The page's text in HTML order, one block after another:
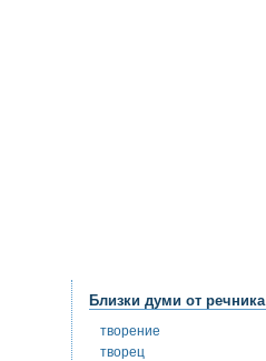
Близки думи от речника
творение
творец